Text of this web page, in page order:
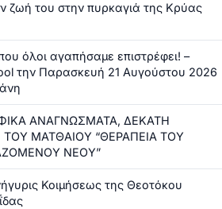
ζωή του στην πυρκαγιά της Κρύας
όλοι αγαπήσαμε επιστρέφει! –
την Παρασκευή 21 Αυγούστου 2026
ΑΝΑΓΝΩΣΜΑΤΑ, ΔΕΚΑΤΗ
ΤΟΥ ΜΑΤΘΑΙΟΥ “ΘΕΡΑΠΕΙΑ ΤΟΥ
ΝΕΟΥ”
Κοιμήσεως της Θεοτόκου